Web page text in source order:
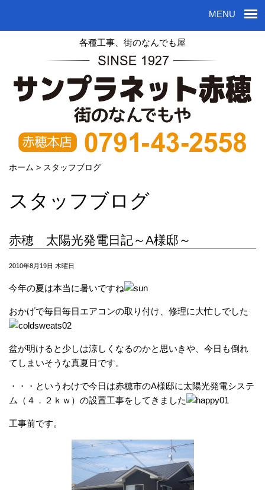
MENU
各種工事、街のなんでも屋
ホーム > スタッフブログ
スタッフブログ
赤穂 太陽光発電日記～A様邸～
2010年8月19日 木曜日
今年の夏は本当に暑いですね
おかげで毎日毎日エアコンの取り付け、修理に大忙しでした
盆が明けると少しは涼しくなるのかと思いきや、今日も倒れ
てしまいそうな真夏日です。
・・・というわけで今日は赤穂市のA様邸に太陽光発電システ
ム（４．２ｋｗ）の設置工事をしてきました
工事前です。